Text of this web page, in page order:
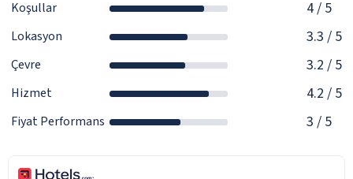
Koşullar 4/ 5
Lokasyon 3.3 / 5
Çevre 3.2 / 5
Hizmet 4.2 / 5
Fiyat Performans 3 / 5